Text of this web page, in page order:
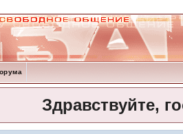
Здравствуйте,